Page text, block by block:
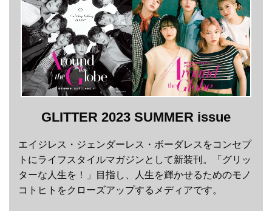
GLITTER 2023 SUMMER issue
エイジレス・ジェンダーレス・ボーダレスをコンセプ
トにライフスタイルマガジンとして新装刊。「グリッ
ターな人生を！」目指し、人生を輝かせるためのモノ
コトヒトをクローズアップするメディアです。